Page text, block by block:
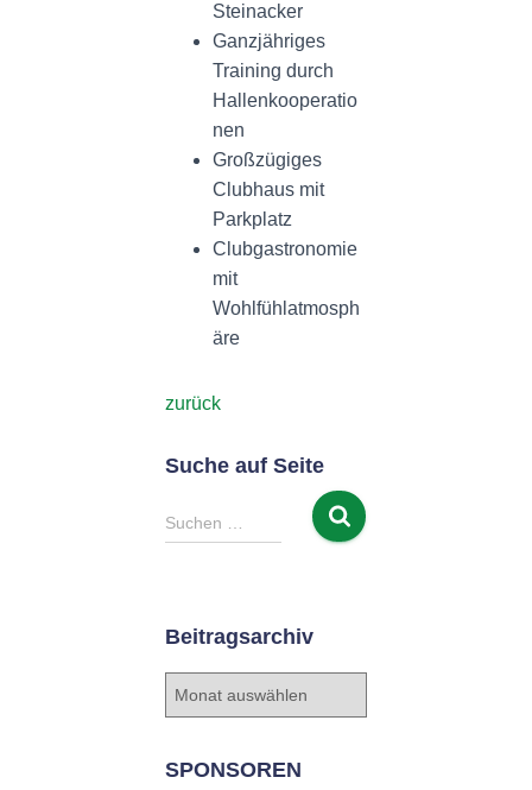
Steinacker
Ganzjähriges
Training durch
Hallenkooperatio
nen
Großzügiges
Clubhaus mit
Parkplatz
Clubgastronomie
mit
Wohlfühlatmosph
äre
zurück
Suche auf Seite
S
u
n
n
c
:
Suchen …
Beitragsarchiv
t
SPONSOREN